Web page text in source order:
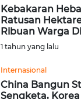
Kebakaran
Ratusan
Ribuan Warga
1 tahun yang lalu
Internasional
China Bangun
Sengketa,